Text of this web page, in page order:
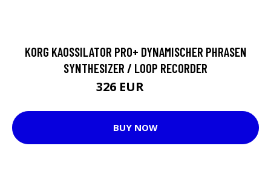
KORG KAOSSILATOR PRO+ DYNAMISCHER PHRASEN
SYNTHESIZER / LOOP RECORDER
326 EUR
BUY NOW